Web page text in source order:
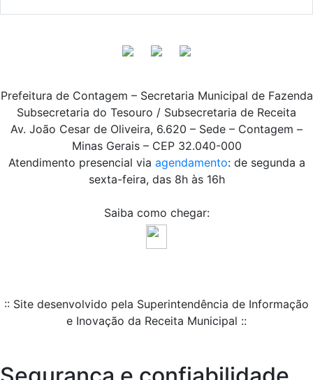
Prefeitura de Contagem – Secretaria Municipal de Fazenda
Subsecretaria do Tesouro / Subsecretaria de Receita
Av. João Cesar de Oliveira, 6.620 – Sede – Contagem –
Minas Gerais – CEP 32.040-000
Atendimento presencial via agendamento: de segunda a
sexta-feira, das 8h às 16h
Saiba como chegar:
:: Site desenvolvido pela Superintendência de Informação
e Inovação da Receita Municipal ::